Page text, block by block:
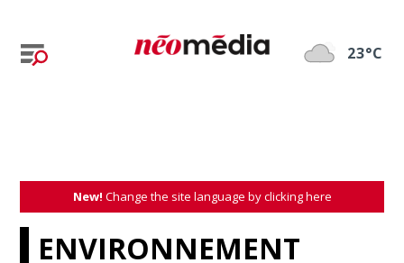
23°C
New! Change the site language by clicking here
ENVIRONNEMENT